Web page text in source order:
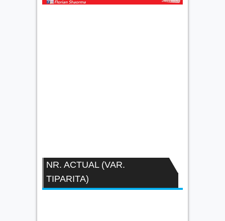
NR. ACTUAL (VAR.
TIPARITA)